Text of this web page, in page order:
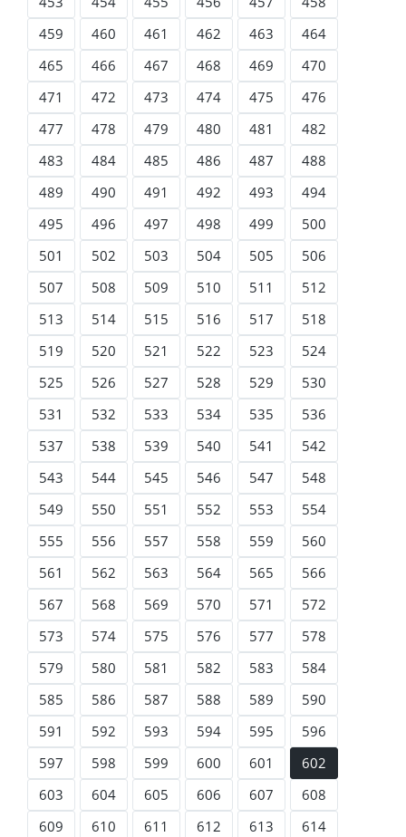
459
460 461 462 463
464
465
466 467 468 469
470
471
472 473 474 475
476
477
478 479 480 481
482
483
484 485 486 487
488
489
490 491 492 493
494
495
496 497 498 499
500
501
502 503 504 505
506
507
508 509 510 511
512
513
514 515 516 517
518
519
520 521 522 523
524
525
526 527 528 529
530
531
532 533 534 535
536
537
538 539 540 541
542
543
544 545 546 547
548
549
550 551 552 553
554
555
556 557 558 559
560
561
562 563 564 565
566
567
568 569 570 571
572
573
574 575 576 577
578
579
580 581 582 583
584
585
586 587 588 589
590
591
592 593 594 595
596
597
598 599 600 601
602
603
604 605 606 607
608
609
610 611 612 613
614